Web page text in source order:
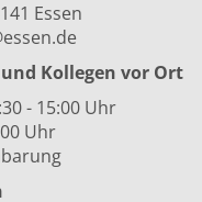
Essen
Kollegen vor Ort
- 15:00 Uhr
Uhr